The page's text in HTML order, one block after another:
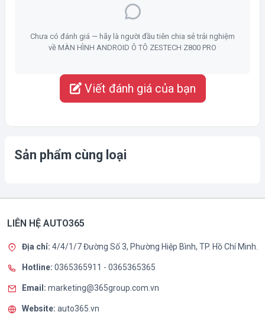
Chưa có đánh giá — hãy là người đầu tiên chia sẻ trải nghiệm
về MÀN HÌNH ANDROID Ô TÔ ZESTECH Z800 PRO
Viết đánh giá của bạn
Sản phẩm cùng loại
LIÊN HỆ AUTO365
Địa chỉ: 4/4/1/7 Đường Số 3, Phường Hiệp Bình, TP. Hồ Chí Minh.
Hotline: 0365365911 - 0365365365
Email: marketing@365group.com.vn
Website: auto365.vn